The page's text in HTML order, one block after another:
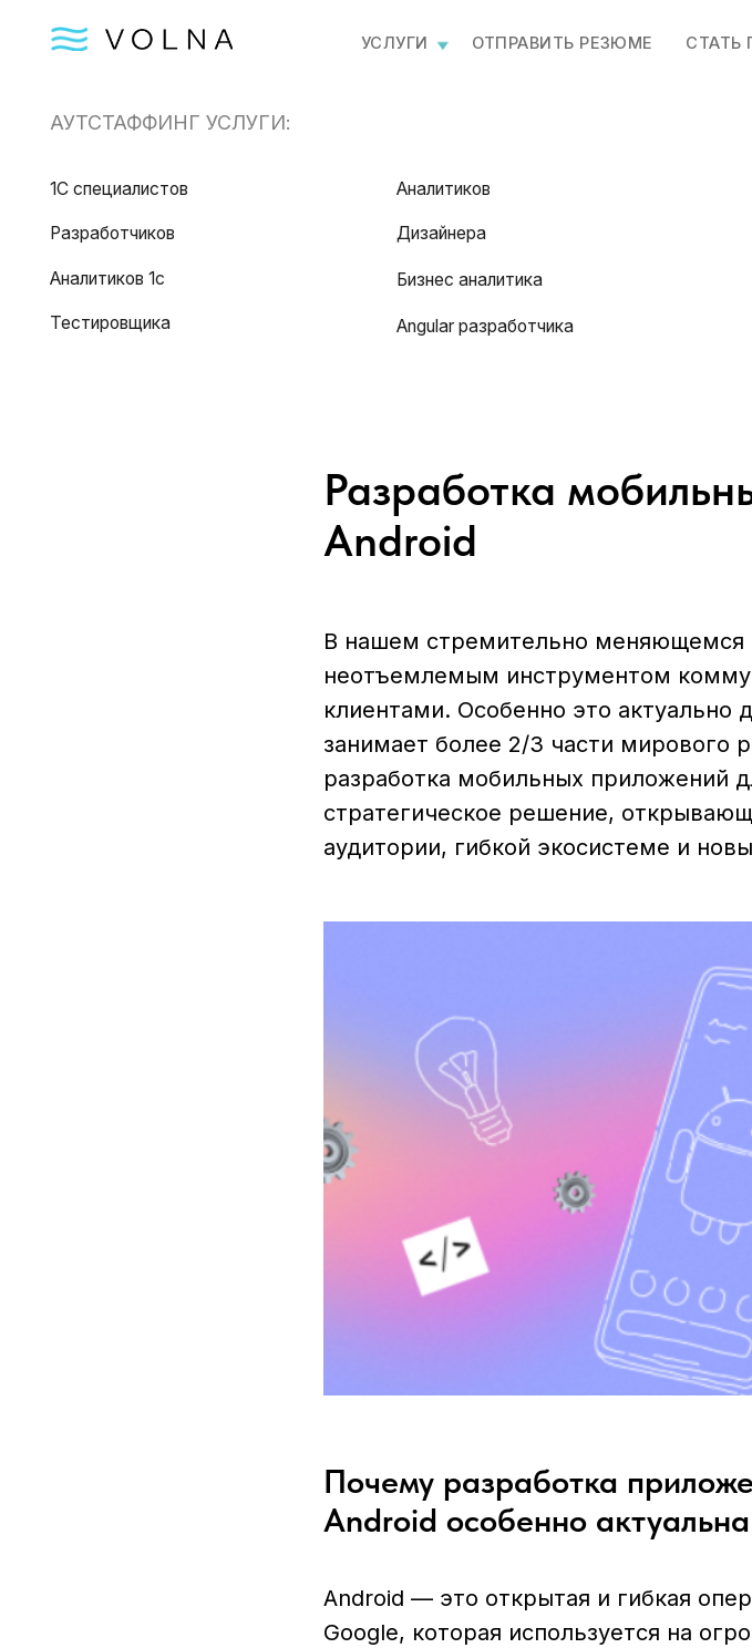
ОТПРАВИТЬ РЕЗЮМЕ СТАТЬ
УСЛУГИ
Аналитиков 1с
Тестировщика Angular разработчика
Разработка
Android
В нашем стремительно меняющемся
неотъемлемым инструментом
клиентами. Особенно это актуально
занимает более 2/3 части мирового
разработка мобильных приложений
стратегическое решение,
аудитории, гибкой экосистеме и
Почему разработка
Android особенно
Android — это открытая и гибкая
Google, которая используется на